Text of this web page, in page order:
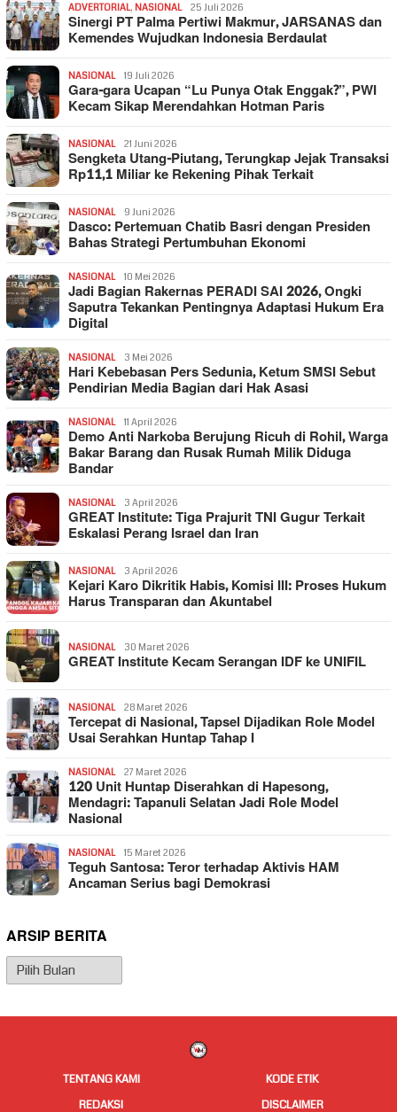
ADVERTORIAL, NASIONAL 25 Juli 2026
Sinergi PT Palma Pertiwi Makmur, JARSANAS dan
Kemendes Wujudkan Indonesia Berdaulat
NASIONAL 19 Juli 2026
Gara-gara Ucapan “Lu Punya Otak Enggak?”, PWI
Kecam Sikap Merendahkan Hotman Paris
NASIONAL 21 Juni 2026
Sengketa Utang-Piutang, Terungkap Jejak Transaksi
Rp11,1 Miliar ke Rekening Pihak Terkait
NASIONAL 9 Juni 2026
Dasco: Pertemuan Chatib Basri dengan Presiden
Bahas Strategi Pertumbuhan Ekonomi
NASIONAL 10 Mei 2026
Jadi Bagian Rakernas PERADI SAI 2026, Ongki
Saputra Tekankan Pentingnya Adaptasi Hukum Era
Digital
NASIONAL 3 Mei 2026
Hari Kebebasan Pers Sedunia, Ketum SMSI Sebut
Pendirian Media Bagian dari Hak Asasi
NASIONAL 11 April 2026
Demo Anti Narkoba Berujung Ricuh di Rohil, Warga
Bakar Barang dan Rusak Rumah Milik Diduga
Bandar
NASIONAL 3 April 2026
GREAT Institute: Tiga Prajurit TNI Gugur Terkait
Eskalasi Perang Israel dan Iran
NASIONAL 3 April 2026
Kejari Karo Dikritik Habis, Komisi III: Proses Hukum
Harus Transparan dan Akuntabel
NASIONAL 30 Maret 2026
GREAT Institute Kecam Serangan IDF ke UNIFIL
NASIONAL 28 Maret 2026
Tercepat di Nasional, Tapsel Dijadikan Role Model
Usai Serahkan Huntap Tahap I
NASIONAL 27 Maret 2026
120 Unit Huntap Diserahkan di Hapesong,
Mendagri: Tapanuli Selatan Jadi Role Model
Nasional
NASIONAL 15 Maret 2026
Teguh Santosa: Teror terhadap Aktivis HAM
Ancaman Serius bagi Demokrasi
ARSIP BERITA
Arsip
Berita
TENTANG KAMI
KODE ETIK
REDAKSI
DISCLAIMER